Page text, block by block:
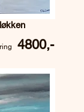
4800,-